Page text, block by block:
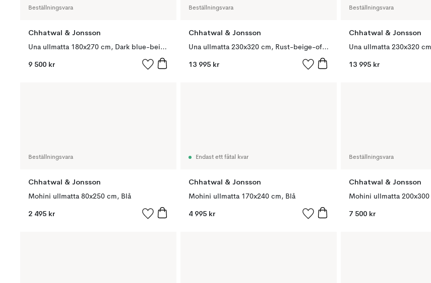
Beställningsvara
Chhatwal & Jonsson
Una ullmatta 180x270 cm, Dark blue-beige-off white
9 500 kr
Beställningsvara
Chhatwal & Jonsson
Una ullmatta 230x320 cm, Rust-beige-off white
13 995 kr
Beställningsvara
Chhatwal & Jonsson
13 995 kr
Beställningsvara
Chhatwal & Jonsson
Mohini ullmatta 80x250 cm, Blå
2 495 kr
Endast ett fåtal kvar
Chhatwal & Jonsson
Mohini ullmatta 170x240 cm, Blå
4 995 kr
Beställningsvara
Chhatwal & Jonsson
Mohini ullmatta 200x300
7 500 kr